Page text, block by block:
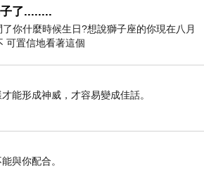
了........
什麼時候生日?想說獅子座的你現在八月
可置信地看著這個
能形成神威，才容易變成佳話。
與你配合。